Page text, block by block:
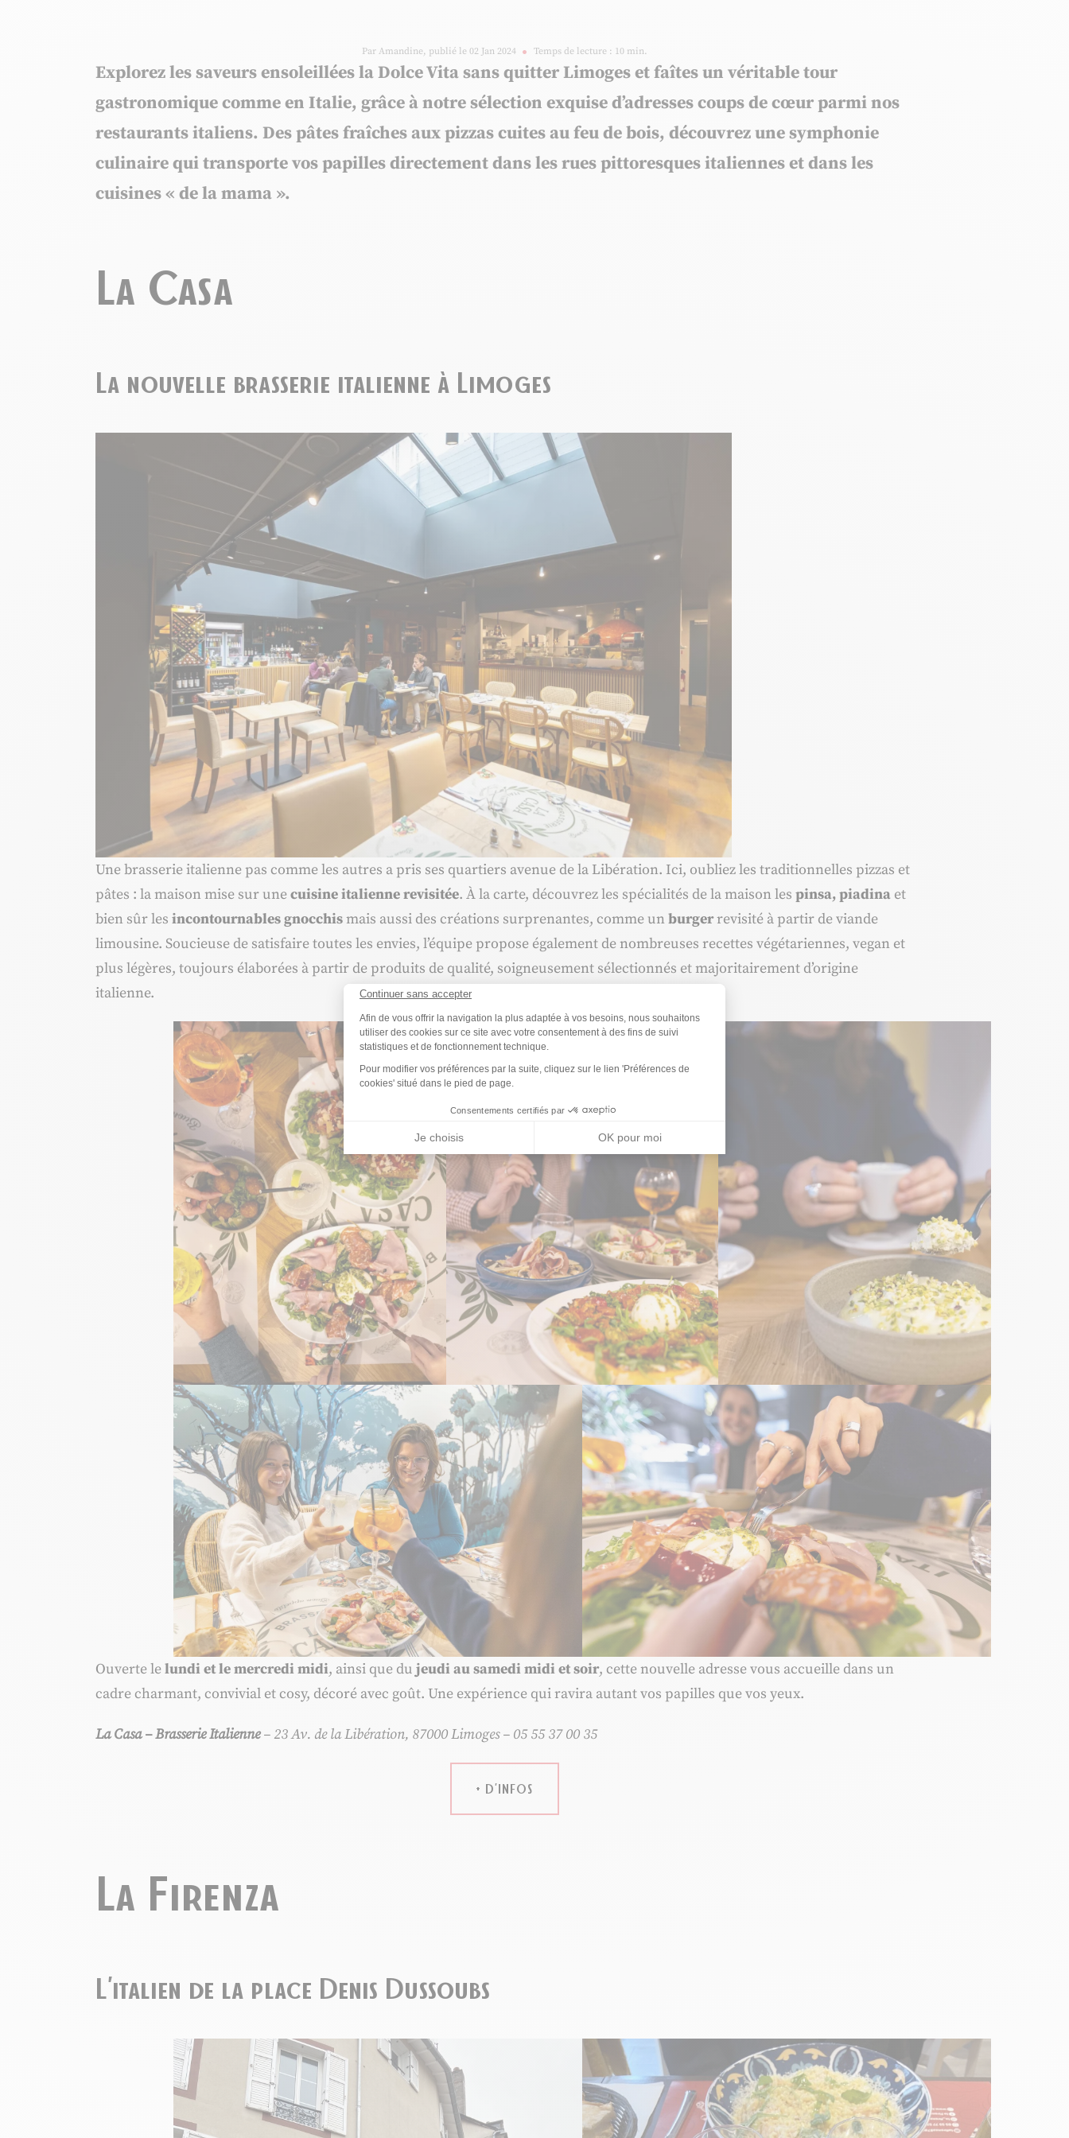
Continuer sans accepter
Plateforme de Gestion du Consentement : Personnalisez vos Options
Afin de vous offrir la navigation la plus adaptée à vos besoins, nous souhaitons
utiliser des cookies sur ce site avec votre consentement à des fins de suivi
statistiques et de fonctionnement technique.
Pour modifier vos préférences par la suite, cliquez sur le lien 'Préférences de
cookies' situé dans le pied de page.
Consentements certifiés par
Je choisis OK pour moi
Axeptio consent
Par Amandine, publié le 02 Jan 2024 Temps de lecture : 10 min.
Explorez les saveurs ensoleillées la Dolce Vita sans quitter Limogeset faîtes un véritable tour
gastronomique comme en Italie, grâce à notre sélection exquise d’adresses coups de cœur parminos
restaurants italiens. Des pâtes fraîches aux pizzas cuites au feu de bois, découvrez une symphonie
culinaire qui transporte vos papilles directement dans les rues pittoresques italiennes et dans les
cuisines « de la mama ».
La Casa
La nouvelle brasserie italienne à Limoges
Une brasserie italienne pas comme les autres a pris ses quartiers avenue de la Libération. Ici, oubliez les traditionnelles pizzas et
pâtes : la maison mise sur unecuisine italienne revisitée. À la carte, découvrez les spécialités de la maison les pinsa, piadina et
bien sûr les incontournables gnocchismais aussi des créations surprenantes, comme unburgerrevisité à partir de viande
limousine. Soucieuse de satisfaire toutes les envies, l’équipe propose également de nombreuses recettes végétariennes, vegan et
plus légères, toujours élaborées à partir de produits de qualité, soigneusement sélectionnés et majoritairement d’origine
italienne.
Ouverte lelundi et le mercredi midi, ainsi que du jeudi au samedi midi et soir, cette nouvelle adresse vous accueille dans un
cadre charmant, convivial et cosy, décoré avec goût. Une expérience qui ravira autant vos papilles que vos yeux.
La Casa – Brasserie Italienne– 23 Av. de la Libération, 87000 Limoges – 05 55 37 00 35
+ D’INFOS
La Firenza
L’italien de la place Denis Dussoubs